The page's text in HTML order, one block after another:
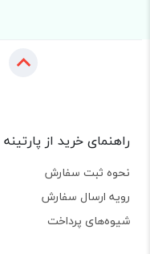
راهنمای خرید از پارتینه
نحوه ثبت سفارش
رویه ارسال سفارش
شیوه‌های پرداخت